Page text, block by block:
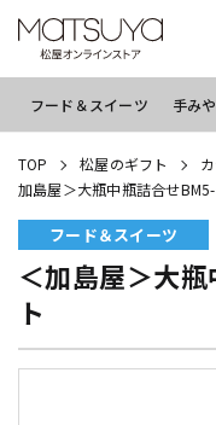
フード＆スイーツ 手み
TOP 松屋のギフト
加島屋＞大瓶中瓶詰合せ
フード＆スイーツ
＜加島屋＞大
ト